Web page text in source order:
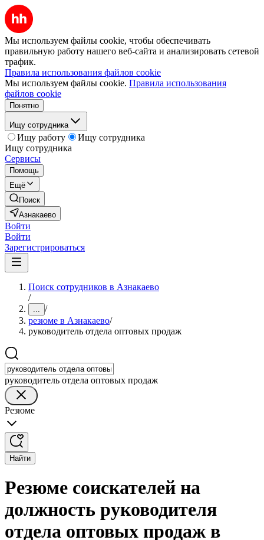
Мы используем файлы cookie, чтобы обеспечивать
правильную работу нашего веб-сайта и анализировать сетевой
трафик.
Правила использования файлов cookie
Мы используем файлы cookie. Правила использования
файлов cookie
Понятно
Ищу сотрудника
Ищу работу
Ищу сотрудника
Ищу сотрудника
Сервисы
Помощь
Ещё
Поиск
Азнакаево
Войти
Войти
Зарегистрироваться
Поиск сотрудников в Азнакаево
/
... /
резюме в Азнакаево/
руководитель отдела оптовых продаж
руководитель отдела оптовых продаж
Резюме
Найти
Резюме соискателей на
должность руководителя
отдела оптовых продаж в